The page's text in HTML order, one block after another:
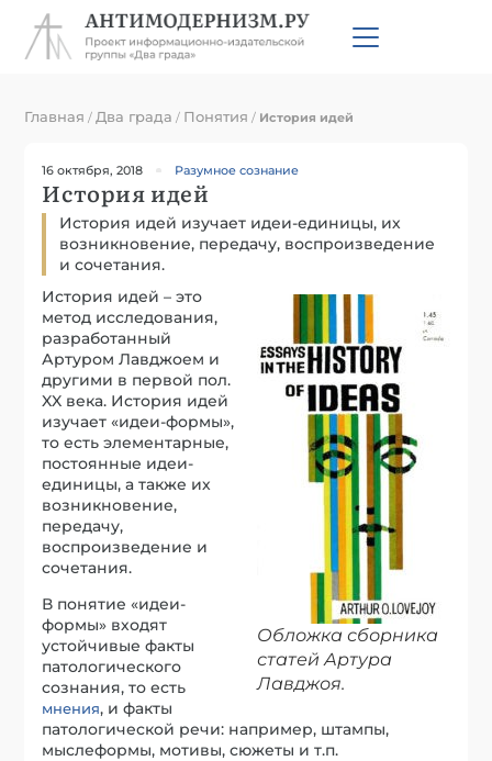
Главная / Два града / Понятия / История идей
16 октября, 2018 Разумное сознание
История идей
История идей изучает идеи-единицы, их
возникновение, передачу, воспроизведение
и сочетания.
Обложка сборника
статей Артура
Лавджоя.
История идей – это
метод исследования,
разработанный
Артуром Лавджоем и
другими в первой пол.
XX века. История идей
изучает «идеи-формы»,
то есть элементарные,
постоянные идеи-
единицы, а также их
возникновение,
передачу,
воспроизведение и
сочетания.
В понятие «идеи-
формы» входят
устойчивые факты
патологического
сознания, то есть
мнения, и факты
патологической речи: например, штампы,
мыслеформы, мотивы, сюжеты и т.п.